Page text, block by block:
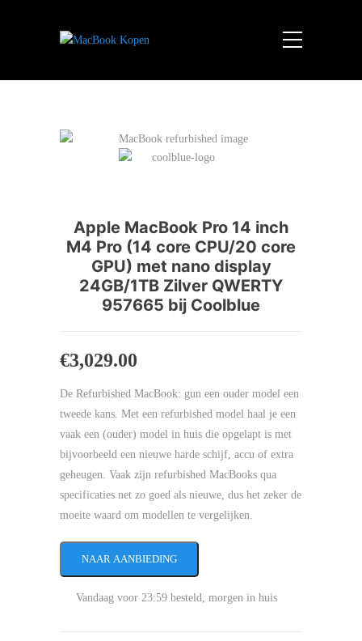
Apple MacBook Pro 14 inch
M4 Pro (14 core CPU/20 core
GPU) met nano display
24GB/1TB Zilver QWERTY
957665 bij Coolblue
€3,029.00
De Refurbished MacBook: gun een ouder model een
tweede kans. Met een refurbished model haal je een
vaak een (ouder) model in huis die opgelapt is met
bijvoorbeeld een nieuwe harde schijf, accu of extra
geheugen. Vaak zijn refurbished MacBooks qua
specificaties net zo goed als nieuwe, dus het zeker de
moeite waard om modellen te vergelijken.
NAAR AANBIEDING
Vandaag voor 23:59 besteld, morgen in huis